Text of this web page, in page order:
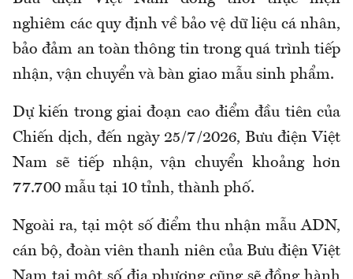
nghiêm các quy định về bảo vệ dữ liệu cá nhân,
bảo đảm an toàn thông tin trong quá trình tiếp
nhận, vận chuyển và bàn giao mẫu sinh phẩm.
Dự kiến trong giai đoạn cao điểm đầu tiên của
Chiến dịch, đến ngày 25/7/2026, Bưu điện Việt
Nam sẽ tiếp nhận, vận chuyển khoảng hơn
77.700 mẫu tại 10 tỉnh, thành phố.
Ngoài ra, tại một số điểm thu nhận mẫu ADN,
cán bộ, đoàn viên thanh niên của Bưu điện Việt